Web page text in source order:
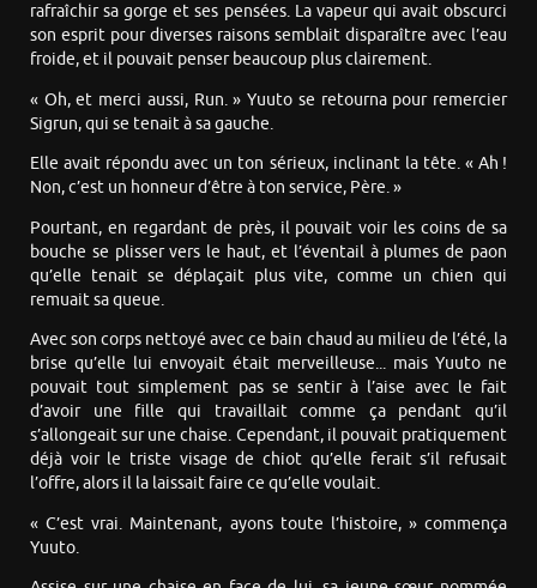
rafraîchir sa gorge et ses pensées. La vapeur qui avait obscurci
son esprit pour diverses raisons semblait disparaître avec l’eau
froide, et il pouvait penser beaucoup plus clairement.
« Oh, et merci aussi, Run. » Yuuto se retourna pour remercier
Sigrun, qui se tenait à sa gauche.
Elle avait répondu avec un ton sérieux, inclinant la tête. « Ah !
Non, c’est un honneur d’être à ton service, Père. »
Pourtant, en regardant de près, il pouvait voir les coins de sa
bouche se plisser vers le haut, et l’éventail à plumes de paon
qu’elle tenait se déplaçait plus vite, comme un chien qui
remuait sa queue.
Avec son corps nettoyé avec ce bain chaud au milieu de l’été, la
brise qu’elle lui envoyait était merveilleuse... mais Yuuto ne
pouvait tout simplement pas se sentir à l’aise avec le fait
d’avoir une fille qui travaillait comme ça pendant qu’il
s’allongeait sur une chaise. Cependant, il pouvait pratiquement
déjà voir le triste visage de chiot qu’elle ferait s’il refusait
l’offre, alors il la laissait faire ce qu’elle voulait.
« C’est vrai. Maintenant, ayons toute l’histoire, » commença
Yuuto.